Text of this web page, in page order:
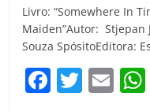
Livro: “Somewhere In
Maiden”Autor: Stjepan
Souza SpósitoEditora:
F T E